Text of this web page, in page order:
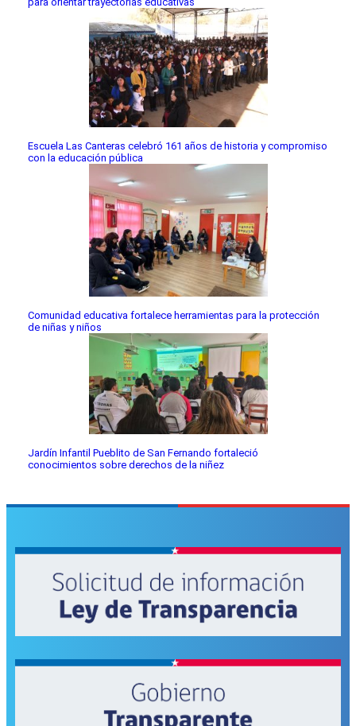
Escuela Las Canteras celebró 161 años de historia y compromiso
con la educación pública
Comunidad educativa fortalece herramientas para la protección
de niñas y niños
Jardín Infantil Pueblito de San Fernando fortaleció
conocimientos sobre derechos de la niñez